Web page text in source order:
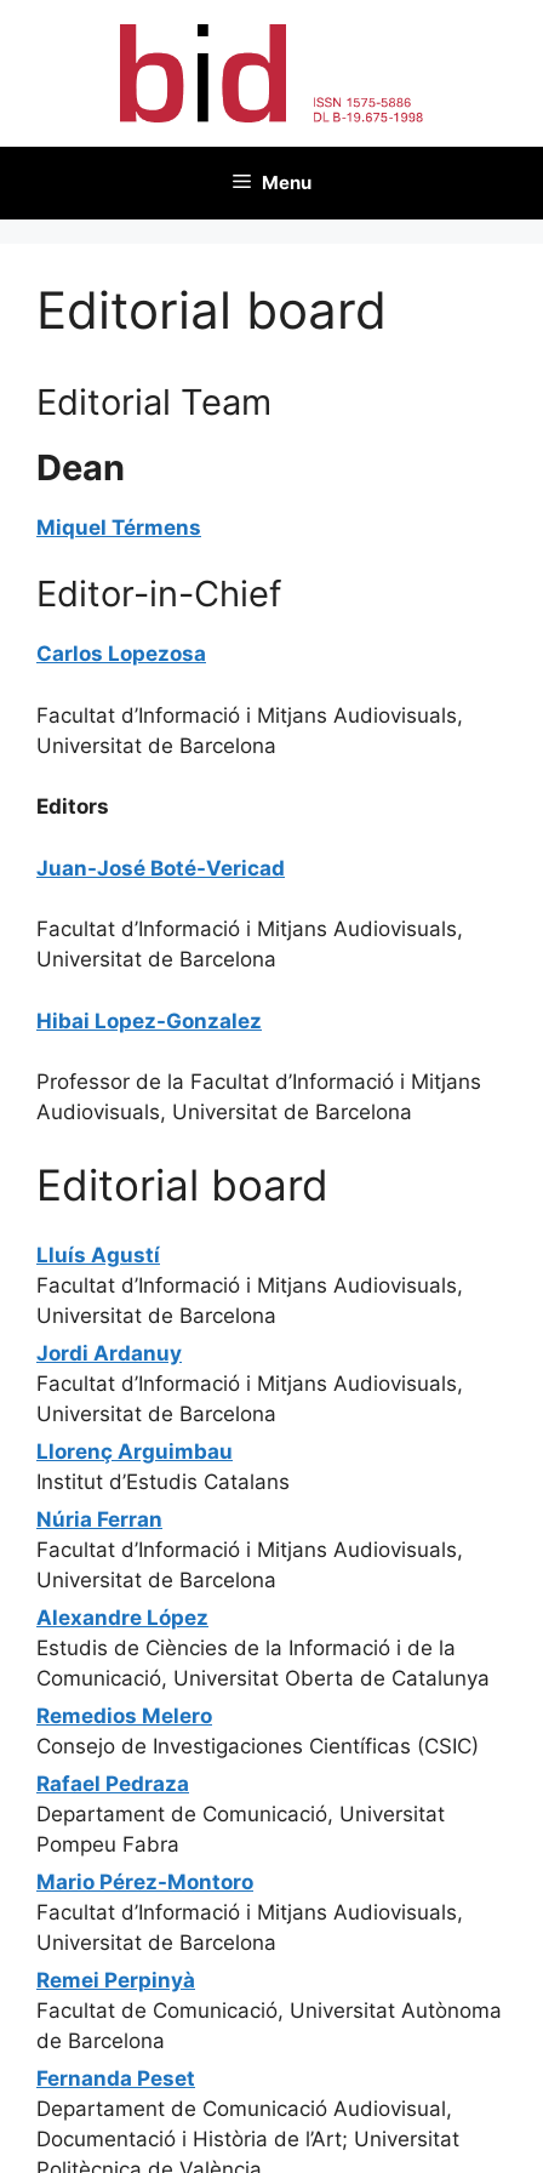
Menu
Editorial board
Editorial Team
Dean
Miquel Térmens
Editor-in-Chief
Carlos Lopezosa
Facultat d’Informació i Mitjans Audiovisuals,
Universitat de Barcelona
Editors
Juan-José Boté-Vericad
Facultat d’Informació i Mitjans Audiovisuals,
Universitat de Barcelona
Hibai Lopez-Gonzalez
Professor de la Facultat d’Informació i Mitjans
Audiovisuals, Universitat de Barcelona
Editorial board
Lluís Agustí
Facultat d’Informació i Mitjans Audiovisuals,
Universitat de Barcelona
Jordi Ardanuy
Facultat d’Informació i Mitjans Audiovisuals,
Universitat de Barcelona
Llorenç Arguimbau
Institut d’Estudis Catalans
Núria Ferran
Facultat d’Informació i Mitjans Audiovisuals,
Universitat de Barcelona
Alexandre López
Estudis de Ciències de la Informació i de la
Comunicació, Universitat Oberta de Catalunya
Remedios Melero
Consejo de Investigaciones Científicas (CSIC)
Rafael Pedraza
Departament de Comunicació, Universitat
Pompeu Fabra
Mario Pérez-Montoro
Facultat d’Informació i Mitjans Audiovisuals,
Universitat de Barcelona
Remei Perpinyà
Facultat de Comunicació, Universitat Autònoma
de Barcelona
Fernanda Peset
Departament de Comunicació Audiovisual,
Documentació i Història de l’Art; Universitat